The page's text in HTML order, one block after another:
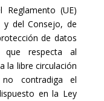
(UE)
y del Consejo, de
de datos
respecta al
la libre circulación
contradiga el
en la Ley